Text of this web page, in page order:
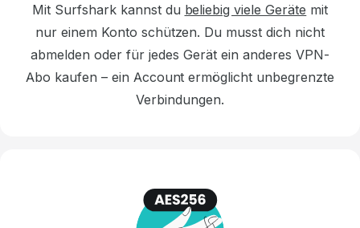
Mit Surfshark kannst du beliebig viele Geräte mit
nur einem Konto schützen. Du musst dich nicht
abmelden oder für jedes Gerät ein anderes VPN-
Abo kaufen – ein Account ermöglicht unbegrenzte
Verbindungen.